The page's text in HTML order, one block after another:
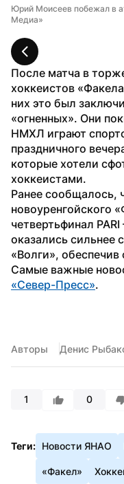
Юрий Моисеев побежал в
Медиа»
После матча в
хоккеистов
них это был
«огненных». Они
НМХЛ играют
праздничного
которые хотели
хоккеистами.
Ранее сообщалось,
новоуренгойского
четвертьфинал
оказались сильнее
«Волги»,
«Север-Пресс».
Авторы Денис
1 0
Теги: Новости ЯНАО
«Факел»